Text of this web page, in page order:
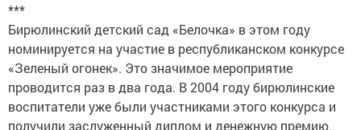
***
Бирюлинский детский сад «Белочка» в этом году
номинируется на участие в республиканском конкурсе
«Зеленый огонек». Это значимое мероприятие
проводится раз в два года. В 2004 году бирюлинские
воспитатели уже были участниками этого конкурса и
получили заслуженный диплом и денежную премию.